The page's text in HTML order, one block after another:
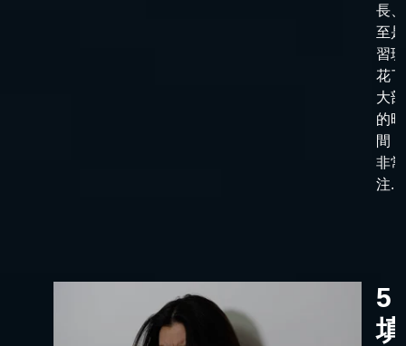
長
至
習
花
大
的時
間
非
注...
5